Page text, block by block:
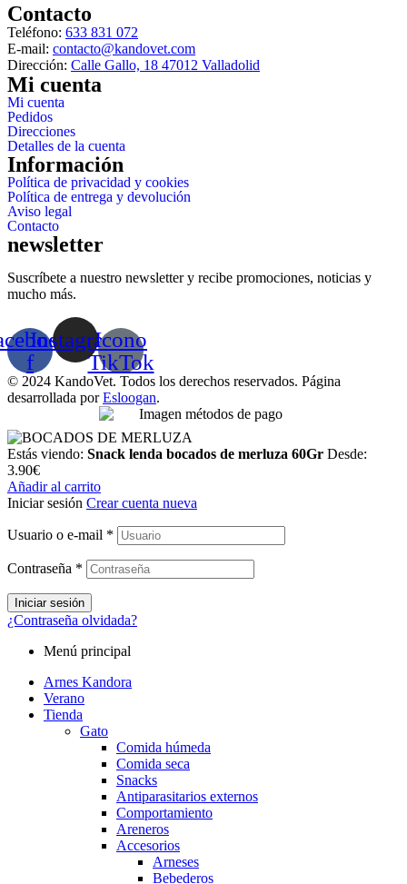
Contacto
Teléfono: 633 831 072
E-mail: contacto@kandovet.com
Dirección: Calle Gallo, 18 47012 Valladolid
Mi cuenta
Mi cuenta
Pedidos
Direcciones
Detalles de la cuenta
Información
Política de privacidad y cookies
Política de entrega y devolución
Aviso legal
Contacto
newsletter
Suscríbete a nuestro newsletter y recibe promociones, noticias y
mucho más.
f
InstagramIcono
TikTok
© 2024 KandoVet. Todos los derechos reservados. Página
desarrollada porEsloogan.
Estás viendo: Snack lenda bocados de merluza 60Gr Desde:
3.90€
Añadir al carrito
Iniciar sesión Crear cuenta nueva
Usuario o e-mail *
Contraseña *
Iniciar sesión
¿Contraseña olvidada?
Menú principal
Arnes Kandora
Verano
Tienda
Gato
Comida húmeda
Comida seca
Snacks
Antiparasitarios externos
Comportamiento
Areneros
Accesorios
Arneses
Bebederos